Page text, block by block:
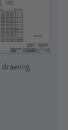
drawing